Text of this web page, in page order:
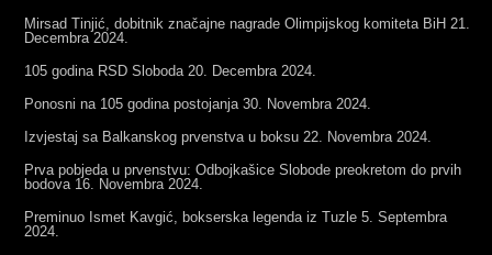
Mirsad Tinjić, dobitnik značajne nagrade Olimpijskog komiteta BiH 21.
Decembra 2024.
105 godina RSD Sloboda 20. Decembra 2024.
Ponosni na 105 godina postojanja 30. Novembra 2024.
Izvjestaj sa Balkanskog prvenstva u boksu 22. Novembra 2024.
Prva pobjeda u prvenstvu: Odbojkašice Slobode preokretom do prvih
bodova 16. Novembra 2024.
Preminuo Ismet Kavgić, bokserska legenda iz Tuzle 5. Septembra
2024.